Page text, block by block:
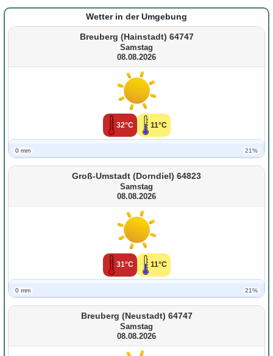
Wetter in der Umgebung
Breuberg (Hainstadt) 64747
Samstag
08.08.2026
32°C 11°C
0 mm 21%
Groß-Umstadt (Dorndiel) 64823
Samstag
08.08.2026
31°C 11°C
0 mm 21%
Breuberg (Neustadt) 64747
Samstag
08.08.2026